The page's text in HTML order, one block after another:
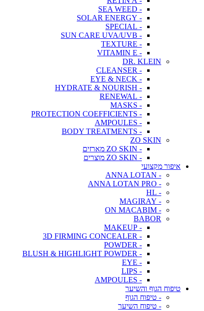
- SEA WEED
- SOLAR ENERGY
- SPECIAL
- SUN CARE UVA/UVB
- TEXTURE
- VITAMIN E
DR. KLEIN
- CLEANSER
- EYE & NECK
- HYDRATE & NOURISH
- RENEWAL
- MASKS
- PROTECTION COEFFICIENTS
- AMPOULES
- BODY TREATMENTS
ZO SKIN
- ZO SKIN מארזים
- ZO SKIN מוצרים
איפור מקצועי
- ANNA LOTAN
- ANNA LOTAN PRO
- HL
- MAGIRAY
- ON MACABIM
BABOR
- MAKEUP
- 3D FIRMING CONCEALER
- POWDER
- BLUSH & HIGHLIGHT POWDER
- EYE
- LIPS
- AMPOULES
טיפוח הגוף והשיער
- טיפוח הגוף
- טיפוח השיער